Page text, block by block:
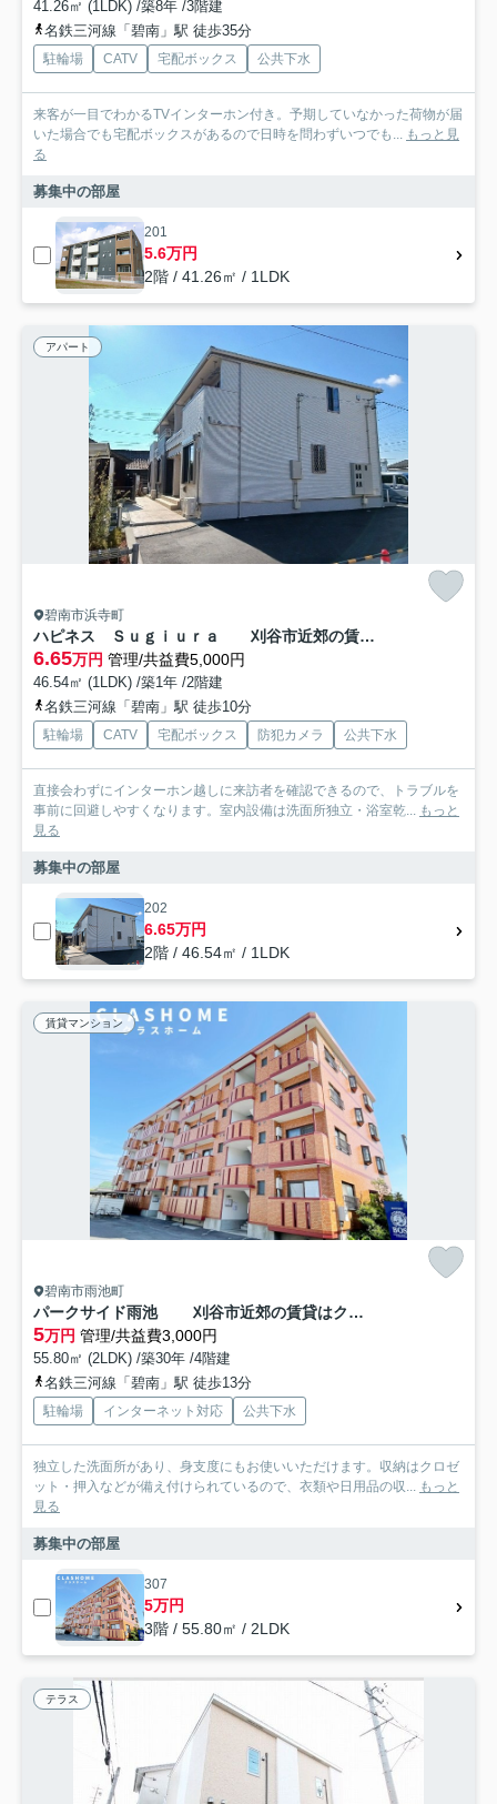
41.26㎡ (1LDK) /築8年 /3階建
名鉄三河線「碧南」駅 徒歩35分
駐輪場 CATV 宅配ボックス 公共下水
来客が一目でわかるTVインターホン付き。予期していなかった荷物が届
いた場合でも宅配ボックスがあるので日時を問わずいつでも... もっと見
る
募集中の部屋
201
5.6万円
2階 / 41.26㎡ / 1LDK
アパート
碧南市浜寺町
ハピネス Ｓｕｇｉｕｒａ 刈谷市近郊の賃貸ならクラスホーム刈谷店
6.65万円 管理/共益費5,000円
46.54㎡ (1LDK) /築1年 /2階建
名鉄三河線「碧南」駅 徒歩10分
駐輪場 CATV 宅配ボックス 防犯カメラ 公共下水
直接会わずにインターホン越しに来訪者を確認できるので、トラブルを
事前に回避しやすくなります。室内設備は洗面所独立・浴室乾... もっと
見る
募集中の部屋
202
6.65万円
2階 / 46.54㎡ / 1LDK
賃貸マンション
碧南市雨池町
パークサイド雨池 刈谷市近郊の賃貸はクラスホーム刈谷店
5万円 管理/共益費3,000円
55.80㎡ (2LDK) /築30年 /4階建
名鉄三河線「碧南」駅 徒歩13分
駐輪場 インターネット対応 公共下水
独立した洗面所があり、身支度にもお使いいただけます。収納はクロゼ
ット・押入などが備え付けられているので、衣類や日用品の収... もっと
見る
募集中の部屋
307
5万円
3階 / 55.80㎡ / 2LDK
テラス